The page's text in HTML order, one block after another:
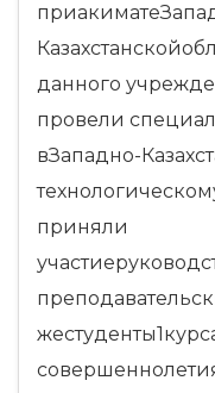
данного
провели
вЗападно-
приняли